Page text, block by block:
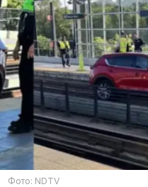
Фото: NDTV